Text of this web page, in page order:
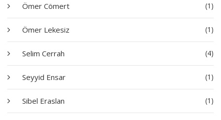
Ömer Cömert (1)
Ömer Lekesiz (1)
Selim Cerrah (4)
Seyyid Ensar (1)
Sibel Eraslan (1)